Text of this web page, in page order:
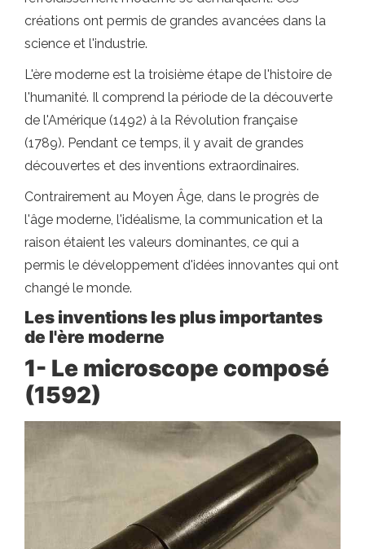
créations ont permis de grandes avancées dans la
science et l'industrie.
L'ère moderne est la troisième étape de l'histoire de
l'humanité. Il comprend la période de la découverte
de l'Amérique (1492) à la Révolution française
(1789). Pendant ce temps, il y avait de grandes
découvertes et des inventions extraordinaires.
Contrairement au Moyen Âge, dans le progrès de
l'âge moderne, l'idéalisme, la communication et la
raison étaient les valeurs dominantes, ce qui a
permis le développement d'idées innovantes qui ont
changé le monde.
Les inventions les plus importantes
de l'ère moderne
1- Le microscope composé
(1592)